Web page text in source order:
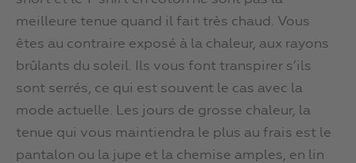
meilleure tenue quand il fait très chaud. Vous
êtes au contraire exposé à la chaleur, aux rayons
brûlants du soleil. Ils vous font transpirer s’ils
sont serrés, ce qui est souvent le cas avec la
mode actuelle. Les jours de grosse chaleur, la
tenue qui vous maintiendra le plus au frais est le
pantalon ou la jupe et la chemise amples, en lin